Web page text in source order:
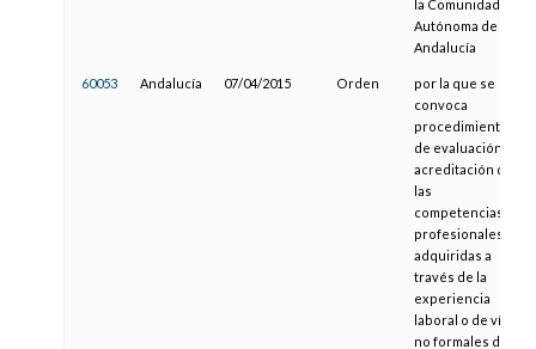
la Comunidad
Autónoma de
Andalucía
60053 Andalucía 07/04/2015 Orden
por la que se
convoca
procedimiento
de evaluación y
acreditación de
las
competencias
profesionales
adquiridas a
través de la
experiencia
laboral o de vías
no formales de